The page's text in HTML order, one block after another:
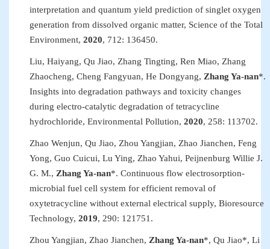
interpretation and quantum yield prediction of singlet oxygen
generation from dissolved organic matter, Science of the Total
Environment, 2020, 712: 136450.
Liu, Haiyang, Qu Jiao, Zhang Tingting, Ren Miao, Zhang
Zhaocheng, Cheng Fangyuan, He Dongyang, Zhang Ya-nan*.
Insights into degradation pathways and toxicity changes
during electro-catalytic degradation of tetracycline
hydrochloride, Environmental Pollution, 2020, 258: 113702.
Zhao Wenjun, Qu Jiao, Zhou Yangjian, Zhao Jianchen, Feng
Yong, Guo Cuicui, Lu Ying, Zhao Yahui, Peijnenburg Willie J.
G. M., Zhang Ya-nan*. Continuous flow electrosorption-
microbial fuel cell system for efficient removal of
oxytetracycline without external electrical supply, Bioresource
Technology, 2019, 290: 121751.
Zhou Yangjian, Zhao Jianchen, Zhang Ya-nan*, Qu Jiao*, Li